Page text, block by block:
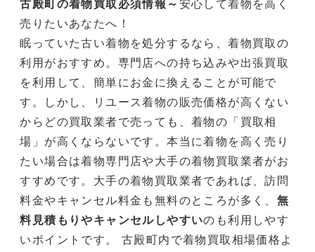
古殿町の着物買取必須情報～ 安心して着物を高く
売りたいあなたへ！
眠っていた古い着物を処分するなら、着物買取の
利用がおすすめ。専門店への持ち込みや出張買取
を利用して、簡単にお金に換えることが可能で
す。しかし、リユース着物の販売価格が高くない
からどの買取業者で売っても、着物の「買取相
場」が高くならないです。本当に着物を高く売り
たい場合は着物専門店や大手の着物買取業者がお
すすめです。大手の着物買取業者であれば、訪問
料金やキャンセル料金も無料のところが多く、 無
料見積もりやキャンセルしやすいのも利用しやす
いポイントです。 古殿町内で着物買取相場価格よ